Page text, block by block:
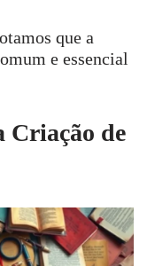
que a
e essencial
Criação de